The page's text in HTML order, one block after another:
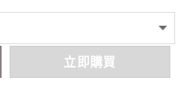
立即購買